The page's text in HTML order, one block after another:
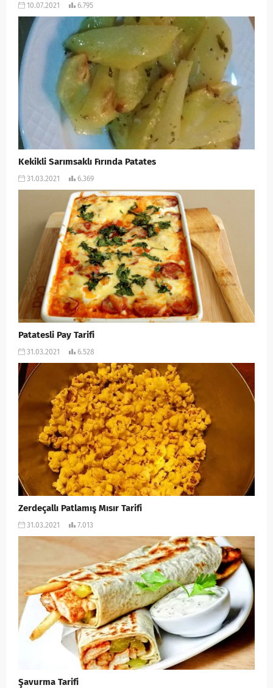
10.07.2021 6.795
Kekikli Sarımsaklı Fırında Patates
31.03.2021 6.369
Patatesli Pay Tarifi
31.03.2021 6.528
Zerdeçallı Patlamış Mısır Tarifi
31.03.2021 7.013
Şavurma Tarifi